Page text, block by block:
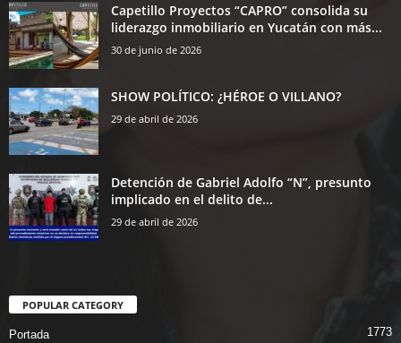
Capetillo Proyectos “CAPRO” consolida su
liderazgo inmobiliario en Yucatán con más...
30 de junio de 2026
SHOW POLÍTICO: ¿HÉROE O VILLANO?
29 de abril de 2026
Detención de Gabriel Adolfo “N”, presunto
implicado en el delito de...
29 de abril de 2026
POPULAR CATEGORY
Portada 1773